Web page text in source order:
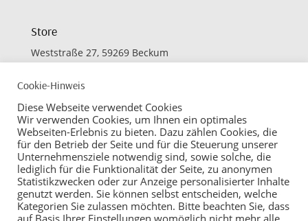
Store
Weststraße 27, 59269 Beckum
Öffnungszeiten
Montag bis Freitag:
09.30 bis 12.30 Uhr
14.30 bis 18.00 Uhr
Samstag:
09.30 bis 13.00 Uhr
Cookie-Hinweis
Diese Webseite verwendet Cookies
Wir verwenden Cookies, um Ihnen ein optimales
Webseiten-Erlebnis zu bieten. Dazu zählen Cookies, die
für den Betrieb der Seite und für die Steuerung unserer
Unternehmensziele notwendig sind, sowie solche, die
lediglich für die Funktionalität der Seite, zu anonymen
Statistikzwecken oder zur Anzeige personalisierter Inhalte
genutzt werden. Sie können selbst entscheiden, welche
Kategorien Sie zulassen möchten. Bitte beachten Sie, dass
auf Basis Ihrer Einstellungen womöglich nicht mehr alle